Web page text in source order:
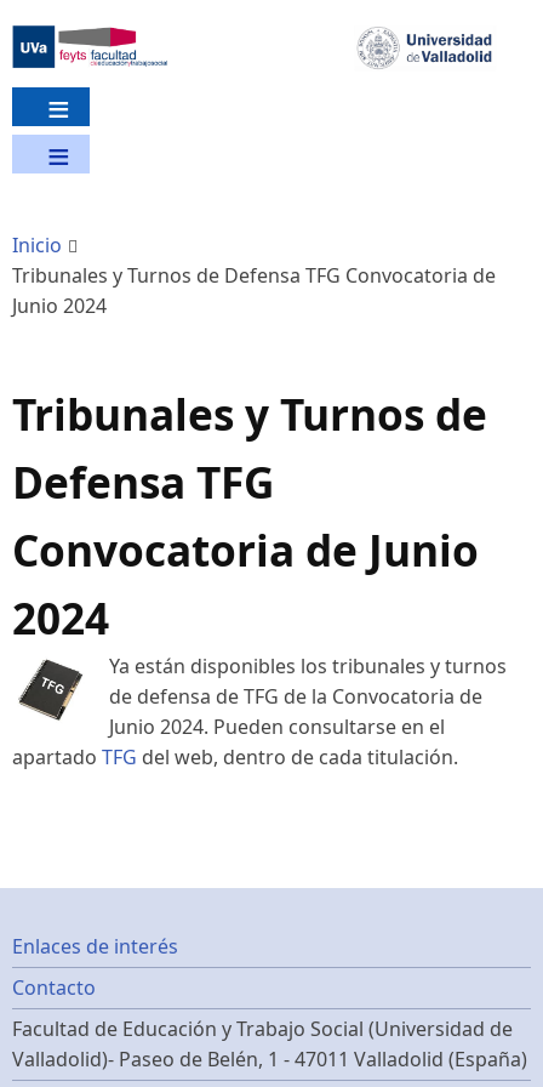
contenido
principal
Inicio
Tribunales y Turnos de Defensa TFG Convocatoria de
Junio 2024
Tribunales y Turnos de
Defensa TFG
Convocatoria de Junio
2024
Ya están disponibles los tribunales y turnos
de defensa de TFG de la Convocatoria de
Junio 2024. Pueden consultarse en el
apartado TFG del web, dentro de cada titulación.
Footer
menu
Enlaces de interés
Contacto
Facultad de Educación y Trabajo Social (Universidad de
Valladolid)- Paseo de Belén, 1 - 47011 Valladolid (España)